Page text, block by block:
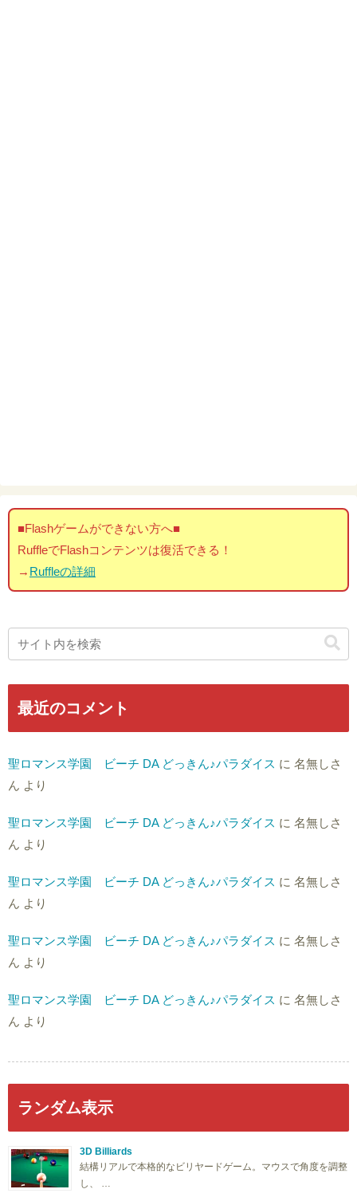
■Flashゲームができない方へ■
RuffleでFlashコンテンツは復活できる！
→ Ruffleの詳細
最近のコメント
聖ロマンス学園 ビーチ DA どっきん♪パラダイス に 名無しさ
ん より
聖ロマンス学園 ビーチ DA どっきん♪パラダイス に 名無しさ
ん より
聖ロマンス学園 ビーチ DA どっきん♪パラダイス に 名無しさ
ん より
聖ロマンス学園 ビーチ DA どっきん♪パラダイス に 名無しさ
ん より
聖ロマンス学園 ビーチ DA どっきん♪パラダイス に 名無しさ
ん より
ランダム表示
3D Billiards
結構リアルで本格的なビリヤードゲーム。マウスで角度を調整
し、 …